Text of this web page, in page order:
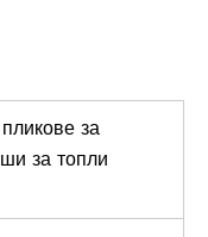
за
за топли